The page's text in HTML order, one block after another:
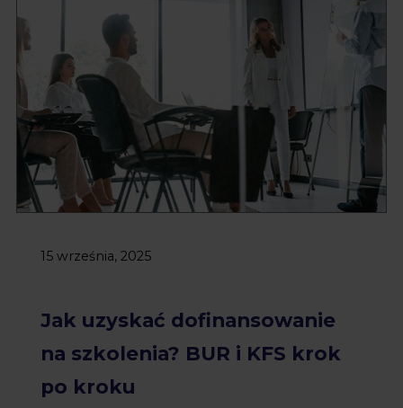
15 września, 2025
Jak uzyskać dofinansowanie
na szkolenia? BUR i KFS krok
po kroku